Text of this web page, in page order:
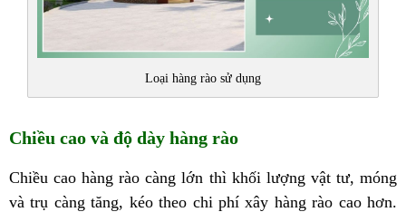
Loại hàng rào sử dụng
Chiều cao và độ dày hàng rào
Chiều cao hàng rào càng lớn thì khối lượng vật tư, móng
và trụ càng tăng, kéo theo chi phí xây hàng rào cao hơn.